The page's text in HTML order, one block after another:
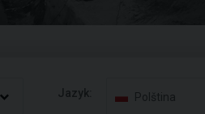
Jazyk: Polština